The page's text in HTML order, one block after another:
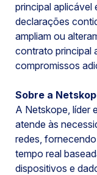
principal aplicável
declarações
ampliam ou
contrato principal
compromissos
Sobre a
A Netskope, líder
atende às
redes,
tempo real
dispositivos e